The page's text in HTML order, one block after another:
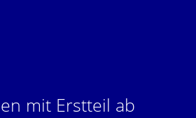
mit Erstteil ab